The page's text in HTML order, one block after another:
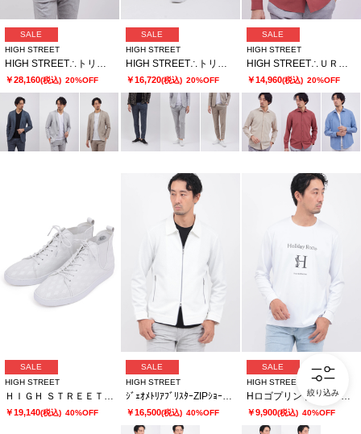
SALE
HIGH STREET
HIGH STREET∴トリコットメッシュポップサックＰＴＪＫ
￥28,160(税込) 20%OFF
SALE
HIGH STREET
HIGH STREET∴トリコットメッシュポップサックＰＴイージーＰＴ
￥16,720(税込) 20%OFF
SALE
HIGH STREET
HIGH STREET∴ＵＲＢＡＮ ＢＲＥＥＺＥカッタウェイシャツ
￥14,960(税込) 20%OFF
SALE
HIGH STREET
ＨＩＧＨ ＳＴＲＥＥＴ∴サイドゴアハイカットカタオシドレススニーカー
￥19,140(税込) 40%OFF
SALE
HIGH STREET
ｼﾞｪｵﾒﾄﾘｱﾌﾞﾘｽﾀｰZIPｼｮｰﾄﾌﾞﾙｿﾞﾝ
￥16,500(税込) 40%OFF
SALE
HIGH STREET
HロゴプリントクルーネックナガソデTCS
￥9,900(税込) 40%OFF
絞り込み